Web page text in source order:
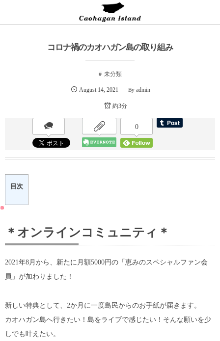
コロナ禍のカオハガン島の取り組み
未分類
August 14 ,2021 Byadmin
約3分
0
目次
＊オンラインコミュニティ＊
2021年8月から、新たに月額5000円の「恵みのスペシャルファン会
員」が加わりました！
新しい特典として、2か月に一度島民からのお手紙が届きます。
カオハガン島へ行きたい！島をライブで感じたい！そんな願いを少
しでも叶えたい。